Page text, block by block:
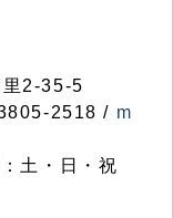
2-35-5
2518 / m
土・日・祝